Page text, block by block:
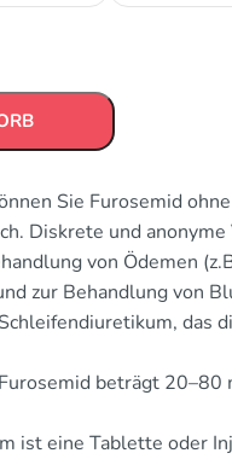
Sie Furosemid
Diskrete und anonyme
von Ödemen
zur Behandlung von
das
beträgt
ist eine Tablette oder